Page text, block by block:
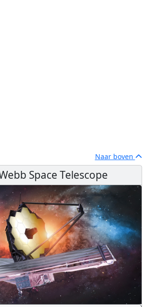
Naar boven
Space Telescope